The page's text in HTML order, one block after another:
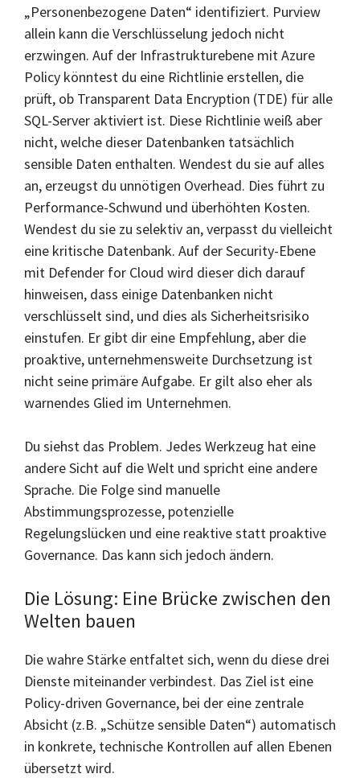
„Personenbezogene Daten“ identifiziert. Purview
allein kann die Verschlüsselung jedoch nicht
erzwingen. Auf der Infrastrukturebene mit Azure
Policy könntest du eine Richtlinie erstellen, die
prüft, ob Transparent Data Encryption (TDE) für alle
SQL-Server aktiviert ist. Diese Richtlinie weiß aber
nicht, welche dieser Datenbanken tatsächlich
sensible Daten enthalten. Wendest du sie auf alles
an, erzeugst du unnötigen Overhead. Dies führt zu
Performance-Schwund und überhöhten Kosten.
Wendest du sie zu selektiv an, verpasst du vielleicht
eine kritische Datenbank. Auf der Security-Ebene
mit Defender for Cloud wird dieser dich darauf
hinweisen, dass einige Datenbanken nicht
verschlüsselt sind, und dies als Sicherheitsrisiko
einstufen. Er gibt dir eine Empfehlung, aber die
proaktive, unternehmensweite Durchsetzung ist
nicht seine primäre Aufgabe. Er gilt also eher als
warnendes Glied im Unternehmen.
Du siehst das Problem. Jedes Werkzeug hat eine
andere Sicht auf die Welt und spricht eine andere
Sprache. Die Folge sind manuelle
Abstimmungsprozesse, potenzielle
Regelungslücken und eine reaktive statt proaktive
Governance. Das kann sich jedoch ändern.
Die Lösung: Eine Brücke zwischen den
Welten bauen
Die wahre Stärke entfaltet sich, wenn du diese drei
Dienste miteinander verbindest. Das Ziel ist eine
Policy-driven Governance, bei der eine zentrale
Absicht (z.B. „Schütze sensible Daten“) automatisch
in konkrete, technische Kontrollen auf allen Ebenen
übersetzt wird.